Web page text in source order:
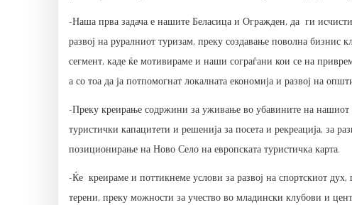
-Наша прва задача е нашите Беласица и Огражден, да ги
развој на руралниот туризам, преку создавање поволна бизнис
сегмент, каде ќе мотивираме и наши сограѓани кои се на
а со тоа да ја потпомогнат локалната економија и развој на
-Преку креирање содржини за уживање во убавините на
туристички капацитети и решенија за посета и рекреација, за
позиционирање на Ново Село на европската туристичка карта.
-Ќе креираме и поттикнеме услови за развој на спортскиот
терени, преку можности за учество во младински клубови и